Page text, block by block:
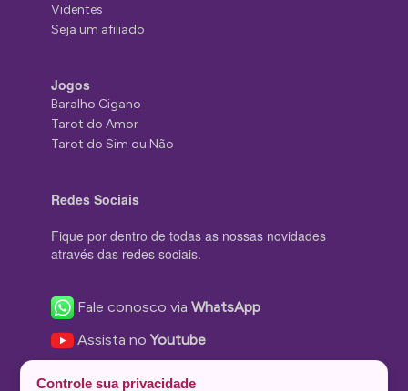
Videntes
Seja um afiliado
Jogos
Baralho Cigano
Tarot do Amor
Tarot do Sim ou Não
Redes Sociais
Fique por dentro de todas as nossas novidades
através das redes sociais.
Fale conosco viaWhatsApp
Assista noYoutube
Controle sua privacidade